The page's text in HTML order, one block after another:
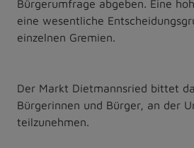
Bürgerumfrage abgeben. Eine
eine wesentliche
einzelnen Gremien.
Der Markt Dietmannsried bittet
Bürgerinnen und Bürger, an der
teilzunehmen.